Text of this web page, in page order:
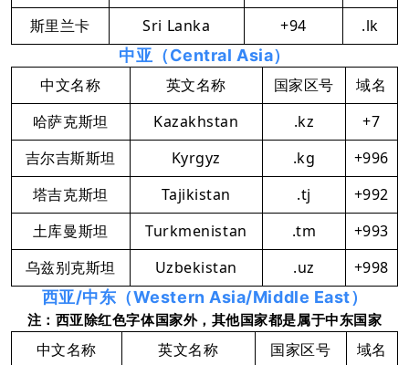
斯里兰卡
Sri Lanka +94 .lk
中亚（Central Asia）
中文名称 英文名称 国家区号
域名
哈萨克斯坦
Kazakhstan .kz
+7
吉尔吉斯斯坦
Kyrgyz .kg
+996
塔吉克斯坦
Tajikistan .tj
+992
土库曼斯坦
Turkmenistan .tm
+993
乌兹别克斯坦
Uzbekistan .uz +998
西亚/中东（Western Asia/Middle East）
注：西亚除红色字体国家外，其他国家都是属于中东国家
中文名称 英文名称 国家区号
域名